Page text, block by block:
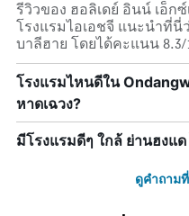
รีวิวของ ฮอลิเดย์ อินน์ เอ็ก
โรงแรมไอเอชจี แนะนำที่
บาลีฮาย โดยได้คะแนน 8.3/
โรงแรมไหนดีใน
หาดเฉวง?
มีโรงแรมดีๆ ใกล้ ย่านฮงแ
ดูคำถาม